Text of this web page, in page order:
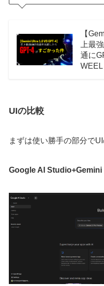
【
上最
通に
WEEL
UIの比較
まずは使い勝手の部分でUI
Google AI Studio+Gemini